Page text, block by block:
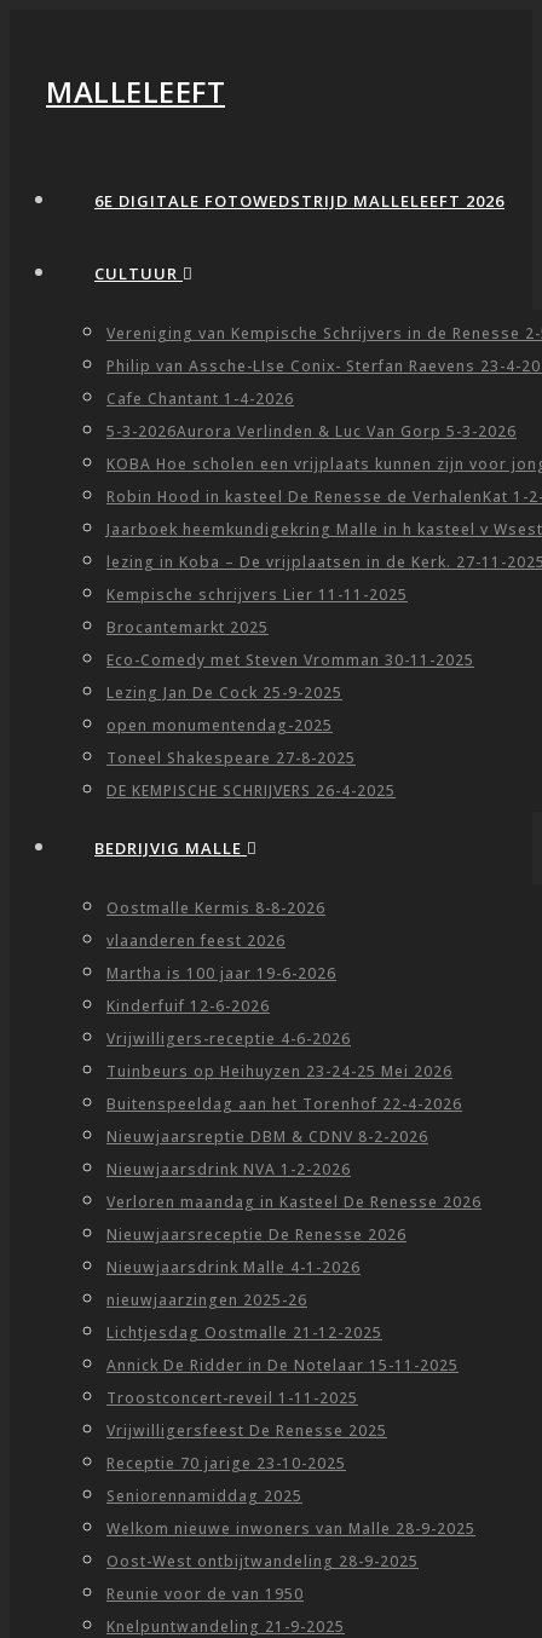
MALLELEEFT
6E DIGITALE FOTOWEDSTRIJD MALLELEEFT 2026
CULTUUR
Vereniging van Kempische Schrijvers in de Renesse
Philip van Assche-LIse Conix- Sterfan Raevens 23-4-
Cafe Chantant 1-4-2026
5-3-2026Aurora Verlinden & Luc Van Gorp 5-3-2026
KOBA Hoe scholen een vrijplaats kunnen zijn voor
Robin Hood in kasteel De Renesse de VerhalenKat 1-
Jaarboek heemkundigekring Malle in h kasteel v
lezing in Koba – De vrijplaatsen in de Kerk. 27-11-
Kempische schrijvers Lier 11-11-2025
Brocantemarkt 2025
Eco-Comedy met Steven Vromman 30-11-2025
Lezing Jan De Cock 25-9-2025
open monumentendag-2025
Toneel Shakespeare 27-8-2025
DE KEMPISCHE SCHRIJVERS 26-4-2025
BEDRIJVIG MALLE
Oostmalle Kermis 8-8-2026
vlaanderen feest 2026
Martha is 100 jaar 19-6-2026
Kinderfuif 12-6-2026
Vrijwilligers-receptie 4-6-2026
Tuinbeurs op Heihuyzen 23-24-25 Mei 2026
Buitenspeeldag aan het Torenhof 22-4-2026
Nieuwjaarsreptie DBM & CDNV 8-2-2026
Nieuwjaarsdrink NVA 1-2-2026
Verloren maandag in Kasteel De Renesse 2026
Nieuwjaarsreceptie De Renesse 2026
Nieuwjaarsdrink Malle 4-1-2026
nieuwjaarzingen 2025-26
Lichtjesdag Oostmalle 21-12-2025
Annick De Ridder in De Notelaar 15-11-2025
Troostconcert-reveil 1-11-2025
Vrijwilligersfeest De Renesse 2025
Receptie 70 jarige 23-10-2025
Seniorennamiddag 2025
Welkom nieuwe inwoners van Malle 28-9-2025
Oost-West ontbijtwandeling 28-9-2025
Reunie voor de van 1950
Knelpuntwandeling 21-9-2025